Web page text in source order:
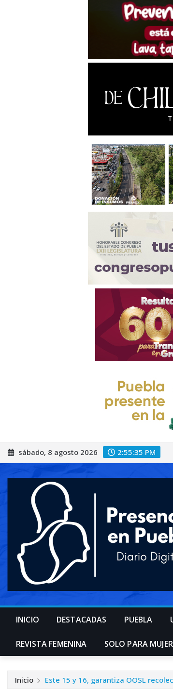
Saltar
al
sábado, 8 agosto 2026 2:55:37 PM
INICIO DESTACADAS PUEBLA
REVISTA FEMENINA SOLO PARA
Inicio Este 15 y 16, garantiza OOSL